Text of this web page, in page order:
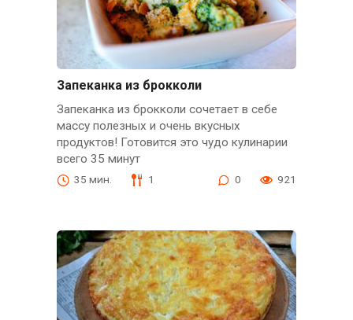
Запеканка из брокколи
Запеканка из брокколи сочетает в себе
массу полезных и очень вкусных
продуктов! Готовится это чудо кулинарии
всего 35 минут
35 мин. 1 0 921